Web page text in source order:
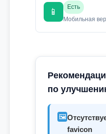
📱
Есть
Мобильная
по
🖼️
favicon